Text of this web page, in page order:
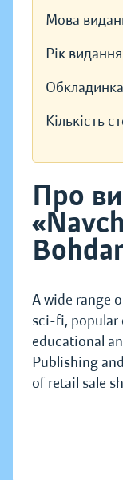
Мова
Рік
Кількість
Про
A wide range
sci-fi, popular
educational
Publishing
of retail sale